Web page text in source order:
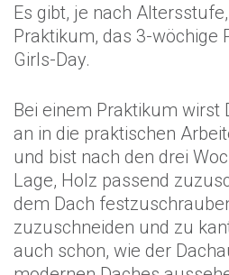
Es gibt, je nach
Praktikum, das 3-wöchige
Girls-Day.
Bei einem Praktikum wirst
an in die praktischen
und bist nach den drei
Lage, Holz passend
dem Dach
zuzuschneiden und zu
auch schon, wie der